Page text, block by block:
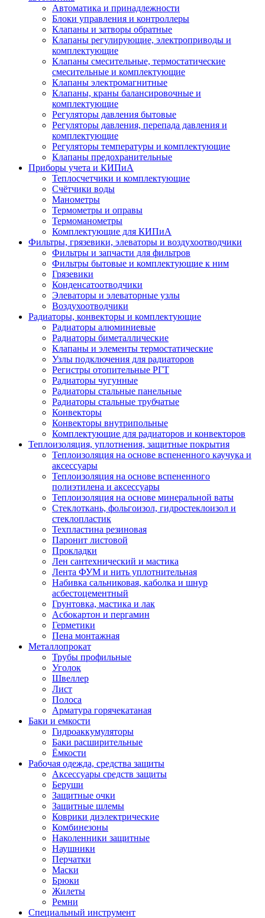
Автоматика и принадлежности
Блоки управления и контроллеры
Клапаны и затворы обратные
Клапаны регулирующие, электроприводы и
комплектующие
Клапаны смесительные, термостатические
смесительные и комплектующие
Клапаны электромагнитные
Клапаны, краны балансировочные и
комплектующие
Регуляторы давления бытовые
Регуляторы давления, перепада давления и
комплектующие
Регуляторы температуры и комплектующие
Клапаны предохранительные
Приборы учета и КИПиА
Теплосчетчики и комплектующие
Счётчики воды
Манометры
Термометры и оправы
Термоманометры
Комплектующие для КИПиА
Фильтры, грязевики, элеваторы и воздухоотводчики
Фильтры и запчасти для фильтров
Фильтры бытовые и комплектующие к ним
Грязевики
Конденсатоотводчики
Элеваторы и элеваторные узлы
Воздухоотводчики
Радиаторы, конвекторы и комплектующие
Радиаторы алюминиевые
Радиаторы биметаллические
Клапаны и элементы термостатические
Узлы подключения для радиаторов
Регистры отопительные РГТ
Радиаторы чугунные
Радиаторы стальные панельные
Радиаторы стальные трубчатые
Конвекторы
Конвекторы внутрипольные
Комплектующие для радиаторов и конвекторов
Теплоизоляция, уплотнения, защитные покрытия
Теплоизоляция на основе вспененного каучука и
аксессуары
Теплоизоляция на основе вспененного
полиэтилена и аксессуары
Теплоизоляция на основе минеральной ваты
Стеклоткань, фольгоизол, гидростеклоизол и
стеклопластик
Техпластина резиновая
Паронит листовой
Прокладки
Лен сантехнический и мастика
Лента ФУМ и нить уплотнительная
Набивка сальниковая, каболка и шнур
асбестоцементный
Грунтовка, мастика и лак
Асбокартон и пергамин
Герметики
Пена монтажная
Металлопрокат
Трубы профильные
Уголок
Швеллер
Лист
Полоса
Арматура горячекатаная
Баки и емкости
Гидроаккумуляторы
Баки расширительные
Ёмкости
Рабочая одежда, средства защиты
Аксессуары средств защиты
Беруши
Защитные очки
Защитные шлемы
Коврики диэлектрические
Комбинезоны
Наколенники защитные
Наушники
Перчатки
Маски
Брюки
Жилеты
Ремни
Специальный инструмент